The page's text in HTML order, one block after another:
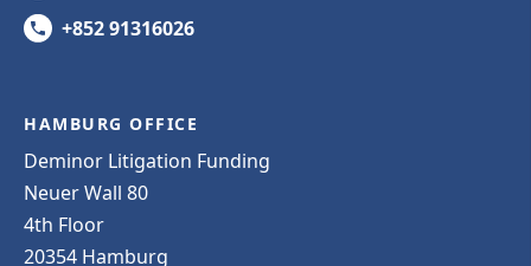
+852 91316026
HAMBURG OFFICE
Deminor Litigation Funding
Neuer Wall 80
4th Floor
20354 Hamburg